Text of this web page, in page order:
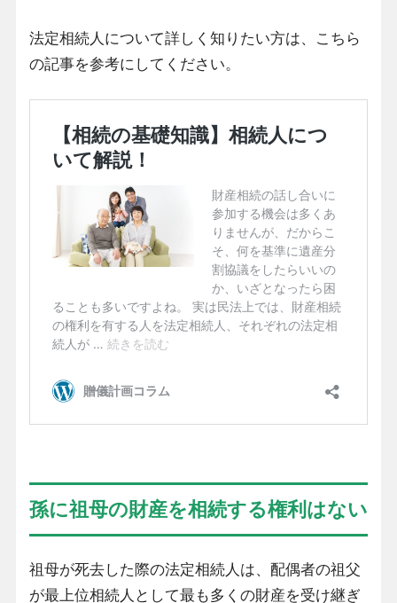
法定相続人について詳しく知りたい方は、こちら
の記事を参考にしてください。
孫に祖母の財産を相続する権利はない
祖母が死去した際の法定相続人は、配偶者の祖父
が最上位相続人として最も多くの財産を受け継ぎ